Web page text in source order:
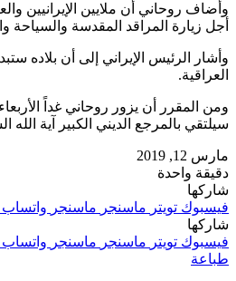
وأضاف روحاني أن ملايين الإيرانيين
أجل زيارة المراقد المقدسة والسياحة
وأشار الرئيس الإيراني إلى أن بلاده
العراقية.
ومن المقرر أن يزور روحاني غداً
سيلتقي بالمرجع الديني الكبير آية
مارس 12, 2019
دقيقة واحدة
شاركها
فيسبوك تويتر ماسنجر ماسنجر واتساب
شاركها
فيسبوك تويتر ماسنجر ماسنجر واتساب
طباعة